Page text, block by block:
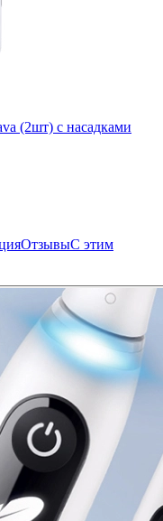
(2шт) с насадками
ОтзывыС этим